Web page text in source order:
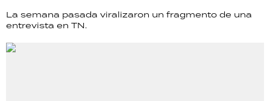
La semana pasada viralizaron un fragmento de una
entrevista en TN.